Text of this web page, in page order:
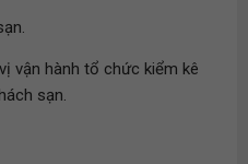
vận hành tổ chức kiểm kê
sạn.